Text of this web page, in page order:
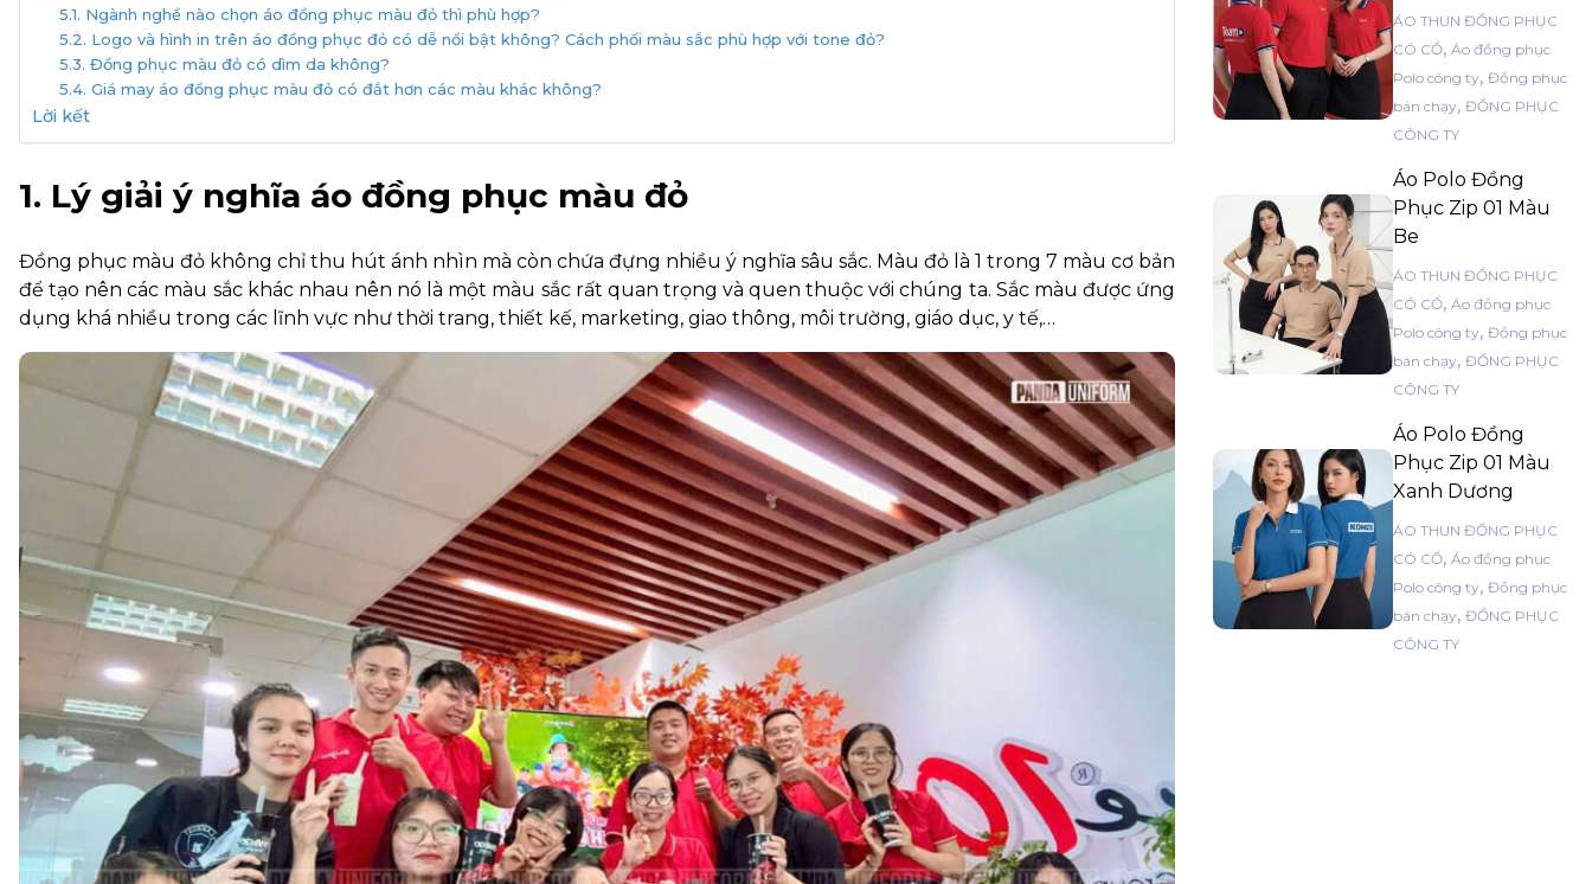
5.1. Ngành nghề nào chọn áo đồng phục màu đỏ thì phù hợp?
5.2. Logo và hình in trên áo đồng phục đỏ có dễ nổi bật không? Cách phối màu sắc phù hợp với tone đỏ?
5.3. Đồng phục màu đỏ có dìm da không?
5.4. Giá may áo đồng phục màu đỏ có đắt hơn các màu khác không?
Lời kết
1. Lý giải ý nghĩa áo đồng phục màu đỏ
Đồng phục màu đỏ không chỉ thu hút ánh nhìn mà còn chứa đựng nhiều ý nghĩa sâu sắc. Màu đỏ là 1 trong 7 màu cơ bản
để tạo nên các màu sắc khác nhau nên nó là một màu sắc rất quan trọng và quen thuộc với chúng ta. Sắc màu được ứng
dụng khá nhiều trong các lĩnh vực như thời trang, thiết kế, marketing, giao thông, môi trường, giáo dục, y tế,…
ÁO THUN ĐỒNG PHỤC
CÓ CỔ, Áo đồng phục
Polo công ty, Đồng phục
bán chạy, ĐỒNG PHỤC
CÔNG TY
Áo Polo Đồng
Phục Zip 01 Màu
Be
ÁO THUN ĐỒNG PHỤC
CÓ CỔ, Áo đồng phục
Polo công ty, Đồng phục
bán chạy, ĐỒNG PHỤC
CÔNG TY
Áo Polo Đồng
Phục Zip 01 Màu
Xanh Dương
ÁO THUN ĐỒNG PHỤC
CÓ CỔ, Áo đồng phục
Polo công ty, Đồng phục
bán chạy, ĐỒNG PHỤC
CÔNG TY